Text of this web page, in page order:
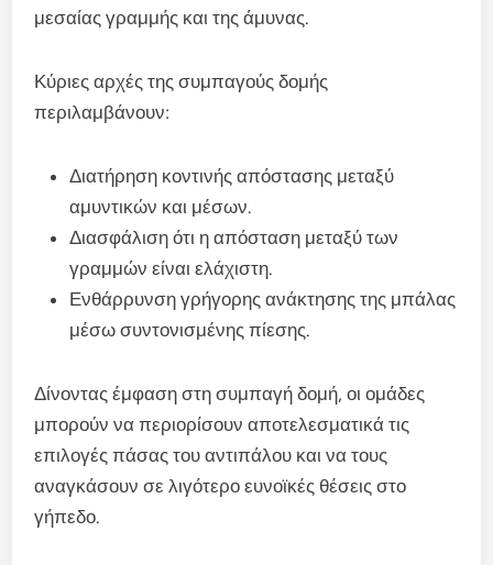
μεσαίας γραμμής και της άμυνας.
Κύριες αρχές της συμπαγούς δομής
περιλαμβάνουν:
Διατήρηση κοντινής απόστασης μεταξύ
αμυντικών και μέσων.
Διασφάλιση ότι η απόσταση μεταξύ των
γραμμών είναι ελάχιστη.
Ενθάρρυνση γρήγορης ανάκτησης της μπάλας
μέσω συντονισμένης πίεσης.
Δίνοντας έμφαση στη συμπαγή δομή, οι ομάδες
μπορούν να περιορίσουν αποτελεσματικά τις
επιλογές πάσας του αντιπάλου και να τους
αναγκάσουν σε λιγότερο ευνοϊκές θέσεις στο
γήπεδο.